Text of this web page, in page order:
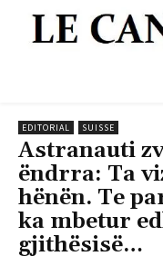
EDITORIAL SUISSE
Astranauti
ëndrra: Ta
hënën. Te
ka mbetur
gjithësisë…